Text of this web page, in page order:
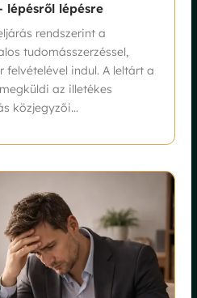
lépésről lépésre
rendszerint a
tudomásszerzéssel,
indul. A leltárt a
az illetékes
közjegyzői...